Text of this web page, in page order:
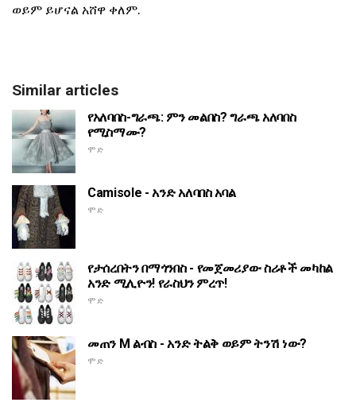
ወይም ይሆናል አሸዋ ቀለም.
Similar articles
የአለባበስ-ግራጫ: ምን መልበስ? ግራጫ አለባበስ
የሚስማሙ?
ሞድ
Camisole - አንድ አለባበስ አባል
ሞድ
የታሰረበትን በማጎንበስ - የመጀመሪያው ስሪቶች መካከል
አንድ ሚሊዮን! የራስህን ምረጥ!
ሞድ
መጠን M ልብስ - አንድ ትልቅ ወይም ትንሽ ነው?
ሞድ